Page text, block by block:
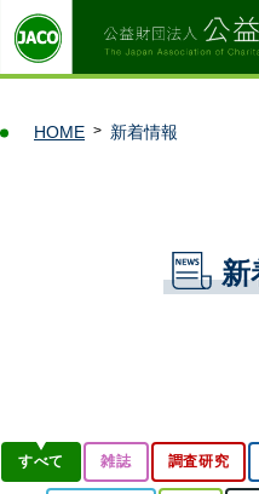
HOME 新着情報
新
すべて 雑誌 調査研究